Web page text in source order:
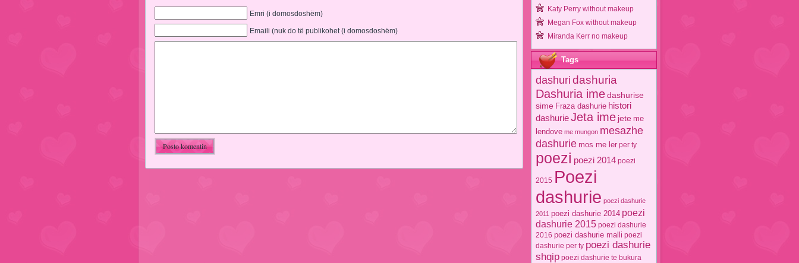
Emri (i domosdoshëm)
Emaili (nuk do të publikohet (i domosdoshëm)
Katy Perry without makeup
Megan Fox without makeup
Miranda Kerr no makeup
Tags
dashuridashuria
Dashuria imedashurise
sime Fraza dashurie histori
dashurieJeta ime jete me
lendove me mungon mesazhe
dashurie mos me ler per ty
poezi poezi 2014 poezi
2015 Poezi
dashurie poezi dashurie
2011 poezi dashurie 2014 poezi
dashurie 2015 poezi dashurie
2016 poezi dashurie malli poezi
dashurie per ty poezi dashurie
shqip poezi dashurie te bukura